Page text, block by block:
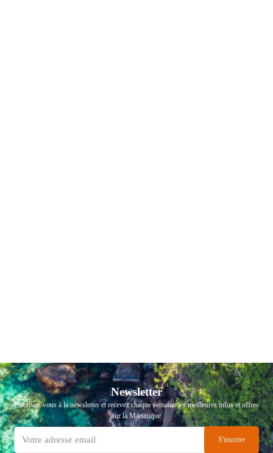
Newsletter
Inscrivez-vous à la newsletter et recevez chaque semaine les meilleures infos et offres
sur la Martinique